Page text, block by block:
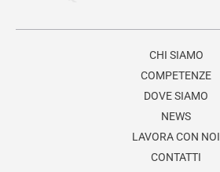
CHI SIAMO
COMPETENZE
DOVE SIAMO
NEWS
LAVORA CON NOI
CONTATTI